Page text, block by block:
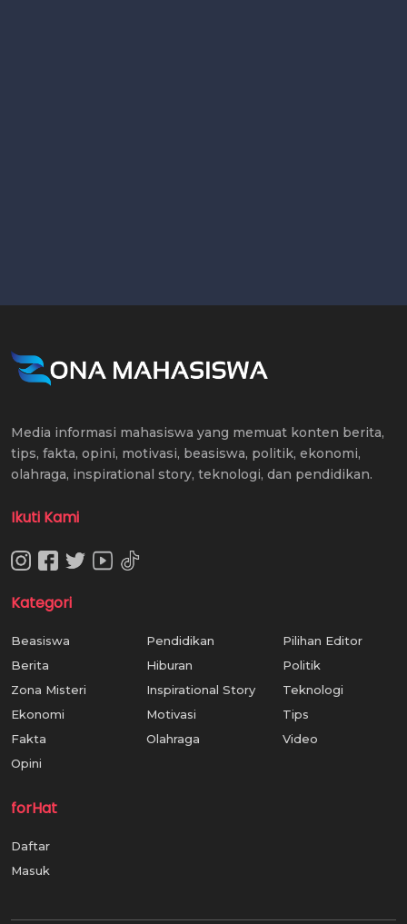
Media informasi mahasiswa yang memuat konten berita,
tips, fakta, opini, motivasi, beasiswa, politik, ekonomi,
olahraga, inspirational story, teknologi, dan pendidikan.
Ikuti Kami
Kategori
Beasiswa
Berita
Zona Misteri
Ekonomi
Fakta
Opini
Pendidikan
Hiburan
Inspirational Story
Motivasi
Olahraga
Pilihan Editor
Politik
Teknologi
Tips
Video
forHat
Daftar
Masuk